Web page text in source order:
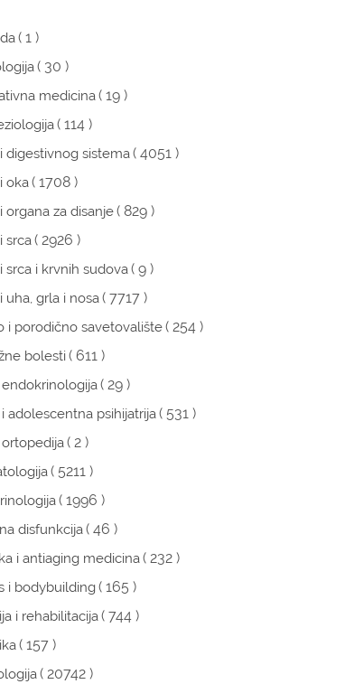
( 1 )
( 30 )
medicina( 19 )
( 114 )
digestivnog sistema( 4051 )
oka( 1708 )
organa za disanje( 829 )
srca( 2926 )
srca i krvnih sudova( 9 )
uha, grla i nosa( 7717 )
i porodično savetovalište( 254 )
bolesti( 611 )
endokrinologija( 29 )
adolescentna psihijatrija( 531 )
ortopedija( 2 )
( 5211 )
( 1996 )
disfunkcija( 46 )
i antiaging medicina( 232 )
i bodybuilding( 165 )
i rehabilitacija( 744 )
( 157 )
( 20742 )